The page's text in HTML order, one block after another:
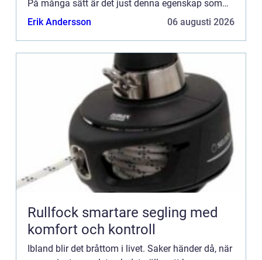
På många sätt är det just denna egenskap som
ligger till grunden för de mest framgångsrika
Erik Andersson 06 augusti 2026
Rullfock smartare segling med
komfort och kontroll
Ibland blir det bråttom i livet. Saker händer då, när